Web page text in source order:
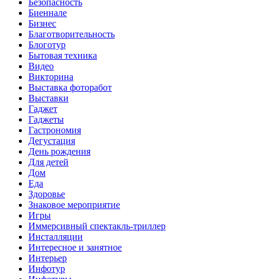
Безопасность
Биеннале
Бизнес
Благотворительность
Блоготур
Бытовая техника
Видео
Викторина
Выставка фоторабот
Выставки
Гаджет
Гаджеты
Гастрономия
Дегустация
День рождения
Для детей
Дом
Еда
Здоровье
Знаковое мероприятие
Игры
Иммерсивный спектакль-триллер
Инсталляции
Интересное и занятное
Интерьер
Инфотур